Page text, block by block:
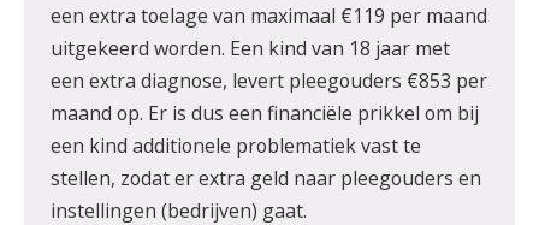
een extra toelage van maximaal €119 per maand
uitgekeerd worden. Een kind van 18 jaar met
een extra diagnose, levert pleegouders €853 per
maand op. Er is dus een financiële prikkel om bij
een kind additionele problematiek vast te
stellen, zodat er extra geld naar pleegouders en
instellingen (bedrijven) gaat.